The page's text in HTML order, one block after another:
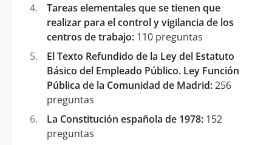
Tareas elementales que se tienen que
realizar para el control y vigilancia de los
centros de trabajo: 110 preguntas
El Texto Refundido de la Ley del Estatuto
Básico del Empleado Público. Ley Función
Pública de la Comunidad de Madrid:256
preguntas
La Constitución española de 1978: 152
preguntas